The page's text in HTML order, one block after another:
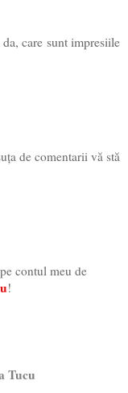
care sunt impresiile
de comentarii vă stă
contul meu de
!
Tucu